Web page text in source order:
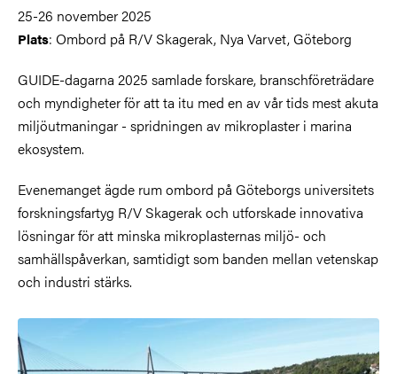
25-26 november2025
Plats: Ombord på R/V Skagerak, Nya Varvet, Göteborg
GUIDE-dagarna 2025 samlade forskare, branschföreträdare
och myndigheter för att ta itu med en av vår tids mest akuta
miljöutmaningar - spridningen av mikroplaster i marina
ekosystem.
Evenemanget ägde rum ombord på Göteborgs universitets
forskningsfartyg R/V Skagerak och utforskade innovativa
lösningar för att minska mikroplasternas miljö- och
samhällspåverkan, samtidigt som banden mellan vetenskap
och industri stärks.